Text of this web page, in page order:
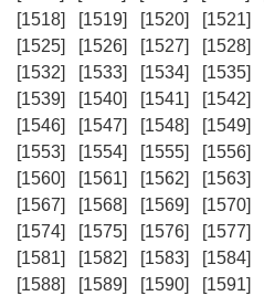
[1518]
[1519] [1520] [1521]
[1525]
[1526] [1527] [1528]
[1532]
[1533] [1534] [1535]
[1539]
[1540] [1541] [1542]
[1546]
[1547] [1548] [1549]
[1553]
[1554] [1555] [1556]
[1560]
[1561] [1562] [1563]
[1567]
[1568] [1569] [1570]
[1574]
[1575] [1576] [1577]
[1581]
[1582] [1583] [1584]
[1588]
[1589] [1590] [1591]